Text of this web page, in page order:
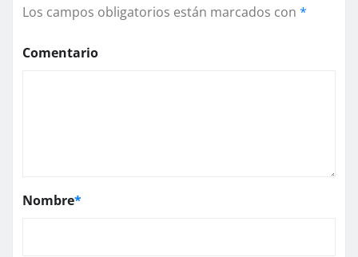
Los campos obligatorios están marcados con *
Comentario
Nombre*